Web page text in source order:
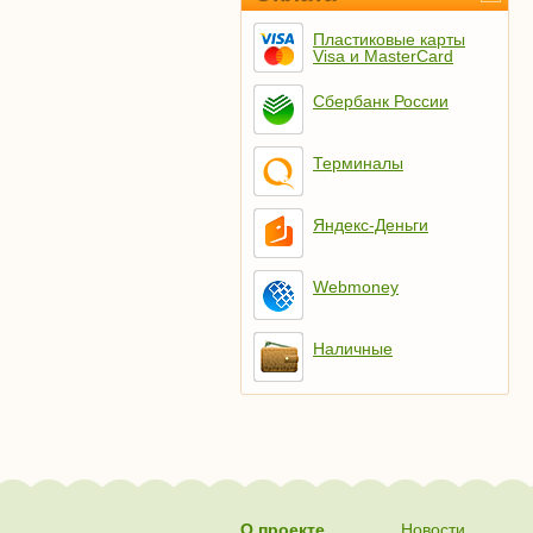
Пластиковые карты
Visa и MasterCard
Сбербанк России
Терминалы
Яндекс-Деньги
Webmoney
Наличные